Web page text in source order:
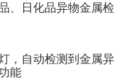
、日化品异物金属检
，自动检测到金属异
能